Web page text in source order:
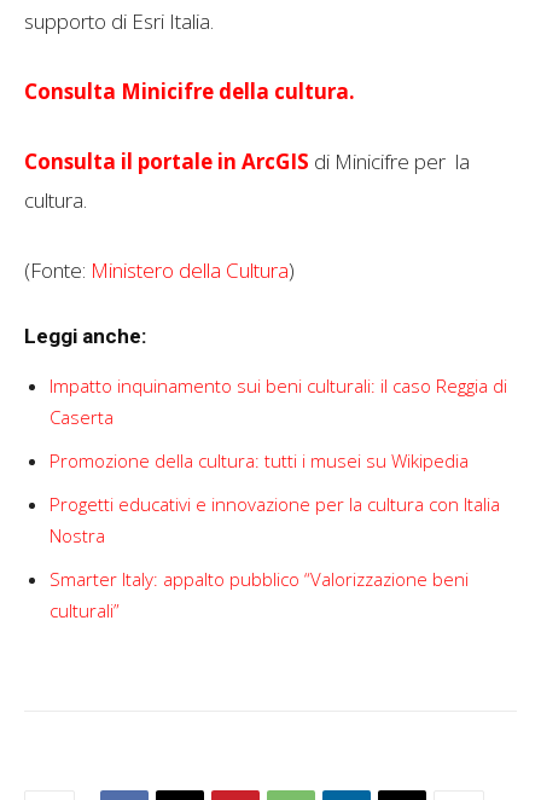
supporto di Esri Italia.
Consulta Minicifre della cultura.
Consulta il portale in ArcGIS di Minicifre per la
cultura.
(Fonte: Ministero della Cultura)
Leggi anche:
Impatto inquinamento sui beni culturali: il caso Reggia di
Caserta
Promozione della cultura: tutti i musei su Wikipedia
Progetti educativi e innovazione per la cultura con Italia
Nostra
Smarter Italy: appalto pubblico “Valorizzazione beni
culturali”